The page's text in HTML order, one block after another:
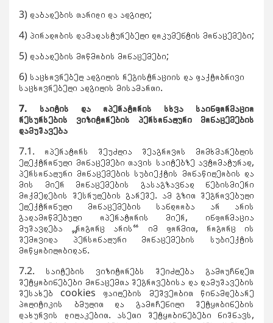
3) დაბადების თარიღი და ადგილი;
4) პირადობის დამადასტურებელი დოკუმენტის მონაცემები;
5) დაბადების მოწმობის მონაცემები;
6) საცხოვრებელ ადგილის რეგისტრაციის და ფაქტობრივი
საცხოვრებელი ადგილის მისამართი.
7. საიტის და ოპერატორის სხვა საინფორმაციო
რესურსების ვიზიტორების პერსონალური მონაცემების
დამუშავება
7.1. ოპერატორს შეუძლია შეაგროვოს მომხმარებლის
ელექტრონული მონაცემები თავის საიტებზე ავტომატურად,
პერსონალური მონაცემების სუბიექტის მონაწილეობის და
მის მიერ მონაცემების გასაგზავნად ნებისმიერი
მოქმედების შესრულების გარეშე. ამ გზით შეგროვებული
ელექტრონული მონაცემების სანდოობა არ არის
გადამოწმებული ოპერატორის მიერ, ინფორმაცია
მუშავდება „როგორც არის“ იმ ფორმით, როგორც ის
შემოვიდა პერსონალური მონაცემების სუბიექტის
მოწყობილობიდან.
7.2. საიტების ვიზიტორებს შეიძლება გამოუჩნდეთ
შეტყობინებები მონაცემთა შეგროვებისა და დამუშავების
შესახებ cookies ფაილების მეშვეობით წინამდებარე
პოლიტიკის ბმულით და გამოჩენილი შეტყობინების
დახურვის ღილაკებით. ასეთი შეტყობინებები ნიშნავს,